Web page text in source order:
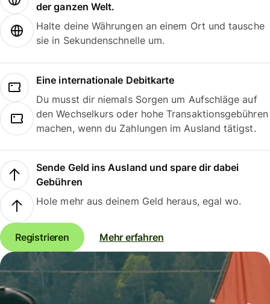
der ganzen Welt.
Halte deine Währungen an einem Ort und tausche
sie in Sekundenschnelle um.
Eine internationale Debitkarte
Du musst dir niemals Sorgen um Aufschläge auf
den Wechselkurs oder hohe Transaktionsgebühren
machen, wenn du Zahlungen im Ausland tätigst.
Sende Geld ins Ausland und spare dir dabei
Gebühren
Hole mehr aus deinem Geld heraus, egal wo.
Registrieren Mehr erfahren